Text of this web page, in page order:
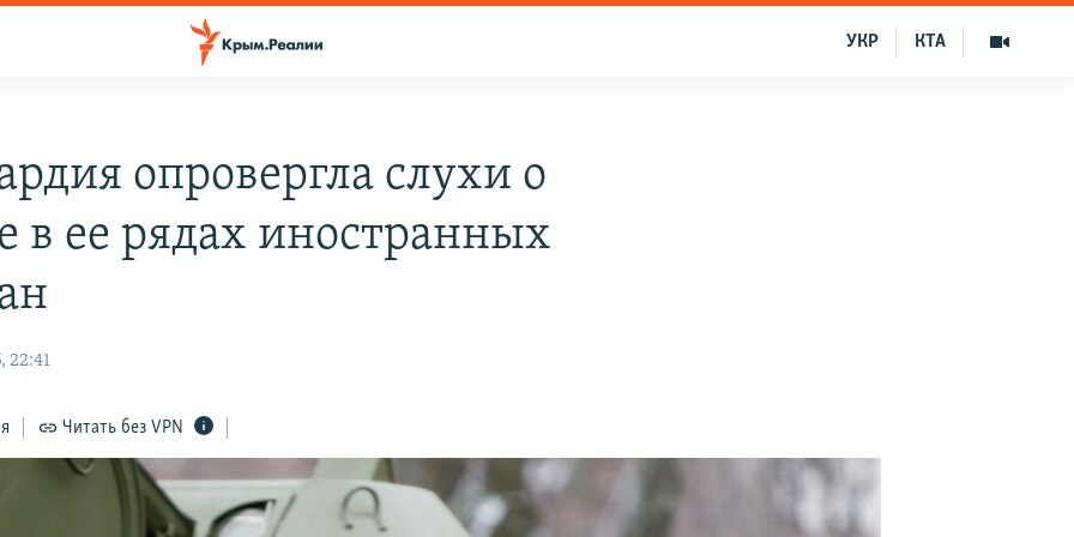
КТА
УКР
опровергла слухи о
в ее рядах иностранных
22:41
Читать без VPN